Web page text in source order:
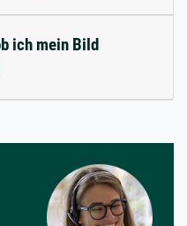
ich mein Bild